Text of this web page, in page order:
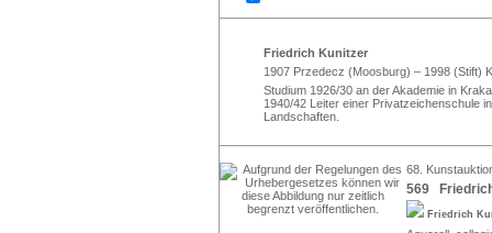
Friedrich Kunitzer
1907 Przedecz (Moosburg) – 1998 (Stift)
Studium 1926/30 an der Akademie in
1940/42 Leiter einer Privatzeichenschule
Landschaften.
68.
569
Friedrich